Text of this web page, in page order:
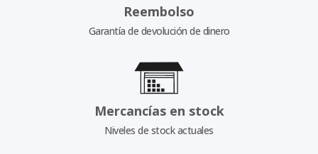
Reembolso
Garantía de devolución de dinero
Mercancías en stock
Niveles de stock actuales